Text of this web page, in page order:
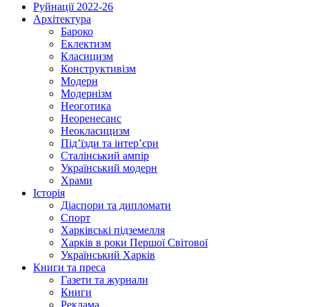
Руйнації 2022-26
Архітектура
Бароко
Еклектизм
Класицизм
Конструктивізм
Модерн
Модернізм
Неоготика
Неоренесанс
Неокласицизм
Під’їзди та інтер’єри
Сталінський ампір
Український модерн
Храми
Історія
Діаспори та дипломати
Спорт
Харківські підземелля
Харків в роки Першої Світової
Український Харків
Книги та преса
Газети та журнали
Книги
Реклама